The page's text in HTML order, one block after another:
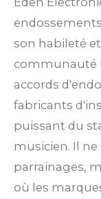
son habileté
communauté
accords
fabricants
puissant du
musicien. Il
parrainages,
où les